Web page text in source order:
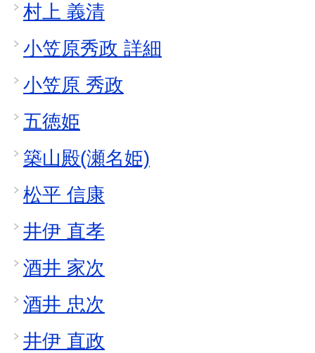
村上 義清
小笠原秀政 詳細
小笠原 秀政
五徳姫
築山殿(瀬名姫)
松平 信康
井伊 直孝
酒井 家次
酒井 忠次
井伊 直政